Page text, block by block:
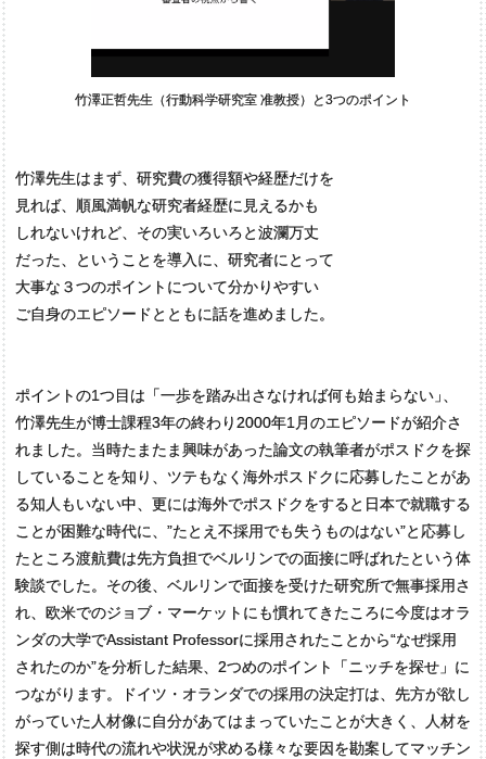
竹澤正哲先生（行動科学研究室 准教授）と3つのポイント
竹澤先生はまず、研究費の獲得額や経歴だけを
見れば、順風満帆な研究者経歴に見えるかも
しれないけれど、その実いろいろと波瀾万丈
だった、ということを導入に、研究者にとって
大事な３つのポイントについて分かりやすい
ご自身のエピソードとともに話を進めました。
ポイントの1つ目は「一歩を踏み出さなければ何も始まらない 」、
竹澤先生が博士課程3年の終わり2000年1月のエピソードが紹介さ
れました。当時たまたま興味があった論文の執筆者がポスドクを探
していることを知り、ツテもなく海外ポスドクに応募したことがあ
る知人もいない中、更には海外でポスドクをすると日本で就職する
ことが困難な時代に、”たとえ不採用でも失うものはない”と応募し
たところ渡航費は先方負担でベルリンでの面接に呼ばれたという体
験談でした。その後、ベルリンで面接を受けた研究所で無事採用さ
れ、欧米でのジョブ・マーケットにも慣れてきたころに今度はオラ
ンダの大学でAssistant Professorに採用されたことから“なぜ採用
されたのか”を分析した結果、2つめのポイント「ニッチを探せ」に
つながります。ドイツ・オランダでの採用の決定打は、先方が欲し
がっていた人材像に自分があてはまっていたことが大きく、人材を
探す側は時代の流れや状況が求める様々な要因を勘案してマッチン